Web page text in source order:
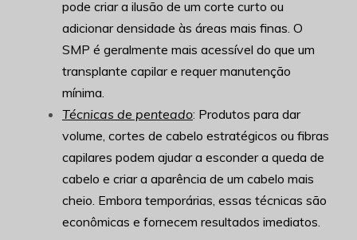
pode criar a ilusão de um corte curto ou
adicionar densidade às áreas mais finas. O
SMP é geralmente mais acessível do que um
transplante capilar e requer manutenção
mínima.
Técnicas de penteado: Produtos para dar
volume, cortes de cabelo estratégicos ou fibras
capilares podem ajudar a esconder a queda de
cabelo e criar a aparência de um cabelo mais
cheio. Embora temporárias, essas técnicas são
econômicas e fornecem resultados imediatos.